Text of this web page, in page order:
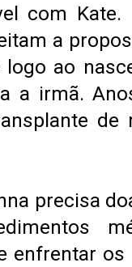
com
a
logo ao
a irmã.
de
precisa
enfrentar